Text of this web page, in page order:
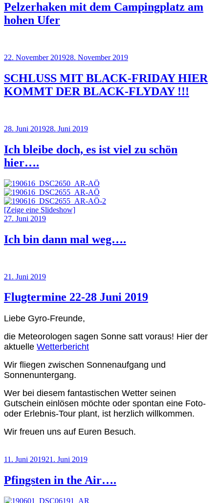
Pelzerhaken mit dem Campingplatz am
hohen Ufer
22. November 201928. November 2019
SCHLUSS MIT BLACK-FRIDAY HIER
KOMMT DER BLACK-FLYDAY !!!
28. Juni 201928. Juni 2019
Ich bleibe doch, es ist viel zu schön
hier….
[Zeige eine Slideshow]
27. Juni 2019
Ich bin dann mal weg….
21. Juni 2019
Flugtermine 22-28 Juni 2019
Liebe Gyro-Freunde,
die Meteorologen sagen Sonne satt voraus! Hier der
aktuelle Wetterbericht
Wir fliegen zwischen Sonnenaufgang und
Sonnenuntergang.
Wer bei diesem fantastischen Wetter seinen
Gutschein einlösen möchte oder spontan eine Foto-
oder Erlebnis-Tour plant, ist herzlich willkommen.
Wir freuen uns auf Euren Besuch.
11. Juni 201921. Juni 2019
Pfingsten in the Air….